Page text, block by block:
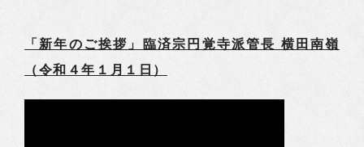
「新年のご挨拶」臨済宗円覚寺派管長 横田南嶺
（令和４年１月１日）